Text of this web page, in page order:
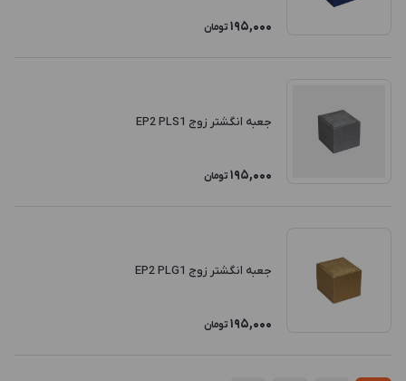
195,000 تومان
جعبه انگشتر زوج EP2 PLS1
195,000 تومان
جعبه انگشتر زوج EP2 PLG1
195,000 تومان